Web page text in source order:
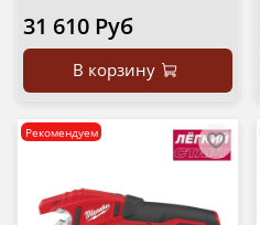
31 610 Руб
В корзину
Рекомендуем